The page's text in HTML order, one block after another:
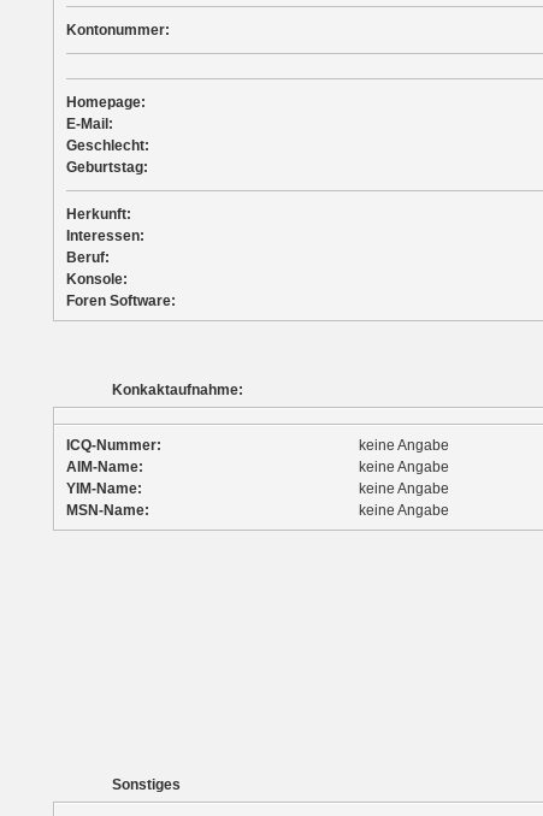
Kontonummer:
Homepage:
E-Mail:
Geschlecht:
Geburtstag:
Herkunft:
Interessen:
Beruf:
Konsole:
Foren Software:
Konkaktaufnahme:
ICQ-Nummer:
keine Angabe
AIM-Name:
keine Angabe
YIM-Name:
keine Angabe
MSN-Name:
keine Angabe
Sonstiges